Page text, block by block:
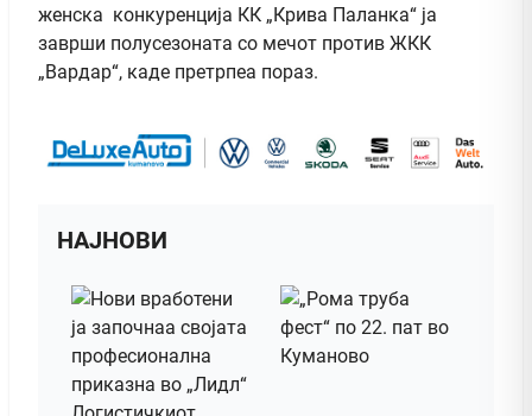
женска конкуренција КК „Крива Паланка“ ја
заврши полусезоната со мечот против ЖКК
„Вардар“, каде претрпеа пораз.
НАЈНОВИ